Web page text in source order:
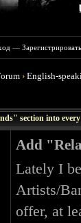
—
›English-
section into
Add
Lately I
Artists/
offer, at